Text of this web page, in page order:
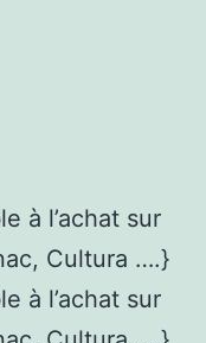
à l’achat sur
Cultura ….}
à l’achat sur